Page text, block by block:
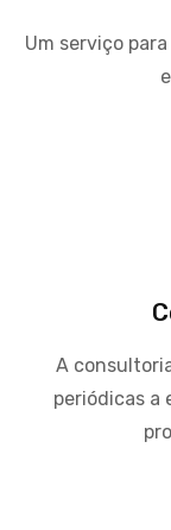
Um serviço
A
periódicas a